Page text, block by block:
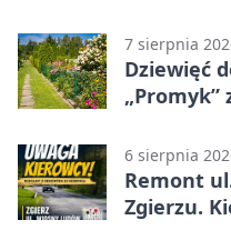
7 sierpnia
Dziewięć
„Promyk”
6 sierpnia
Remont
Zgierzu.